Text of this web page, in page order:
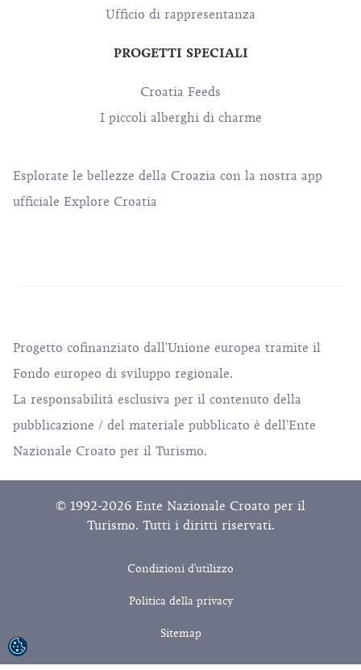
Ufficio di rappresentanza
PROGETTI SPECIALI
Croatia Feeds
I piccoli alberghi di charme
Esplorate le bellezze della Croazia con la nostra app
ufficiale Explore Croatia
Progetto cofinanziato dall'Unione europea tramite il
Fondo europeo di sviluppo regionale.
La responsabilità esclusiva per il contenuto della
pubblicazione / del materiale pubblicato è dell'Ente
Nazionale Croato per il Turismo.
© 1992-2026 Ente Nazionale Croato per il
Turismo. Tutti i diritti riservati.
Condizioni d'utilizzo
Politica della privacy
Sitemap